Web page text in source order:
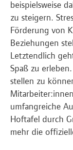
beispielsweise
zu steigern.
Förderung von
Beziehungen
Letztendlich
Spaß zu
stellen zu
umfangreiche
Hoftafel durch
mehr die